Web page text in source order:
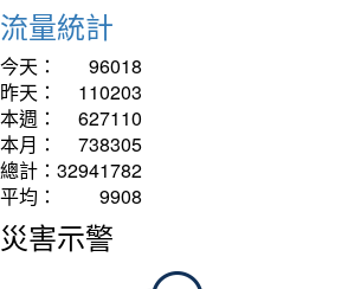
流量統計
今天：
96018
昨天：
110203
本週：
627110
本月：
738305
總計： 32941782
平均：
9908
災害示警